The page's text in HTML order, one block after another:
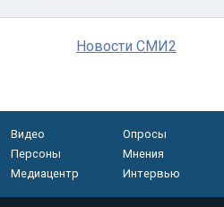
Новости СМИ2
Видео Опросы
Персоны
Мнения
Медиацентр
Интервью